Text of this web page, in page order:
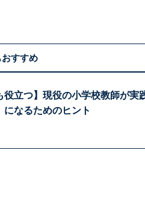
すすめ
役立つ】現役の小学校教師が
になるためのヒント